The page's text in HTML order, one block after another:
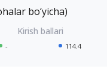
bo‘yicha)
- 114.4